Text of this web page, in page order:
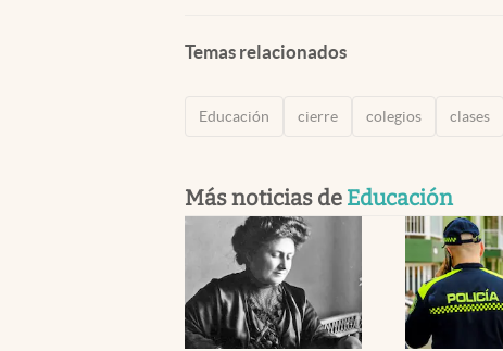
Temas relacionados
Educación cierre colegios clases
Más noticias de Educación